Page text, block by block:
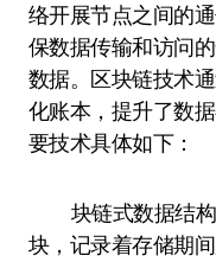
络开展节点之间的
保数据传输和访问
数据。区块链技术
化账本，提升了数
要技术具体如下：
块链式数据结
块，记录着存储期